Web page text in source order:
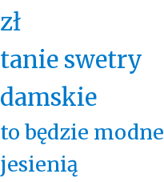
zł
tanie swetry
damskie
to będzie modne
jesienią